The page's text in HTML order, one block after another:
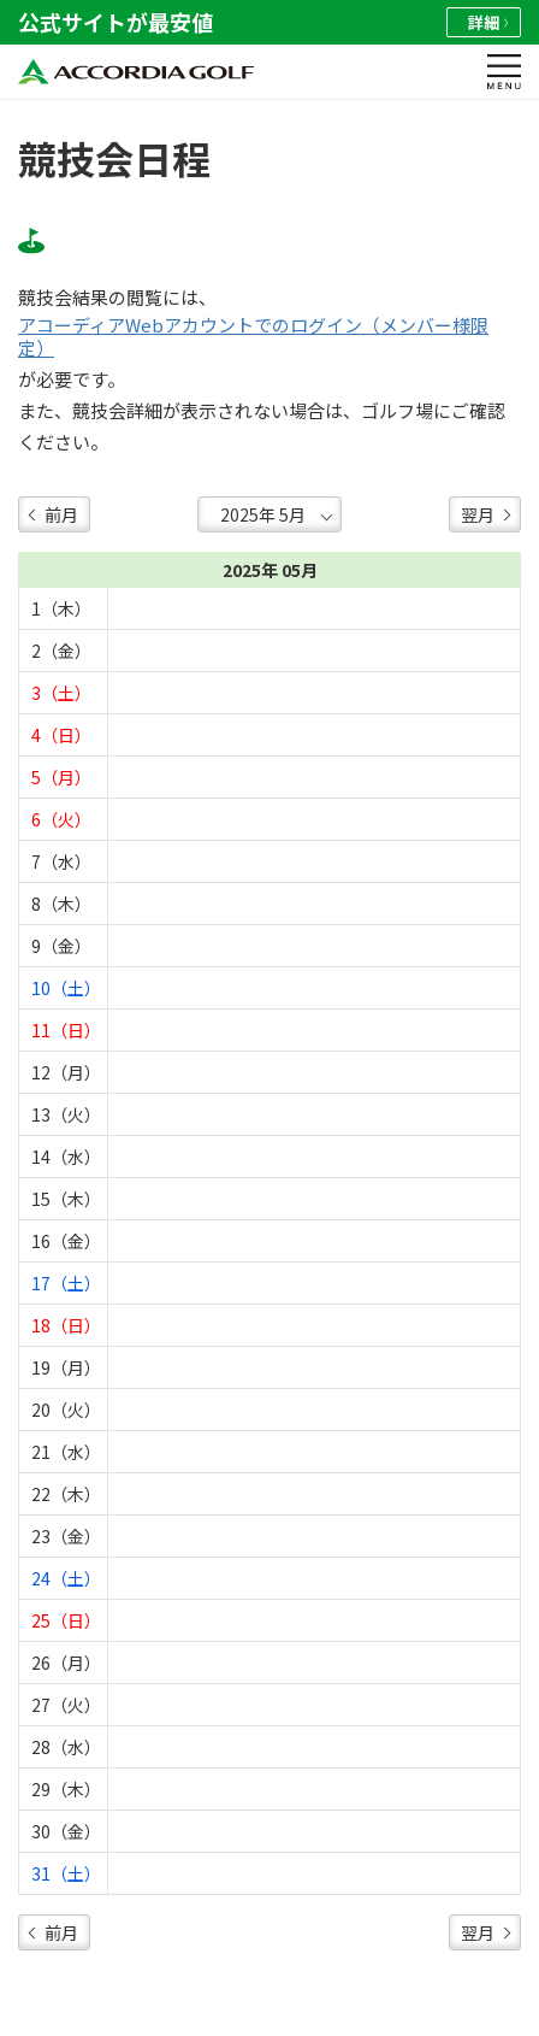
公式サイトが最安値 詳細
競技会日程
競技会結果の閲覧には、
アコーディアWebアカウントでのログイン（メンバー様限
定）
が必要です。
また、競技会詳細が表示されない場合は、ゴルフ場にご確認
ください。
前月 翌月
2025年 05月
1（木）
2（金）
3（土）
4（日）
5（月）
6（火）
7（水）
8（木）
9（金）
10（土）
11（日）
12（月）
13（火）
14（水）
15（木）
16（金）
17（土）
18（日）
19（月）
20（火）
21（水）
22（木）
23（金）
24（土）
25（日）
26（月）
27（火）
28（水）
29（木）
30（金）
31（土）
前月 翌月